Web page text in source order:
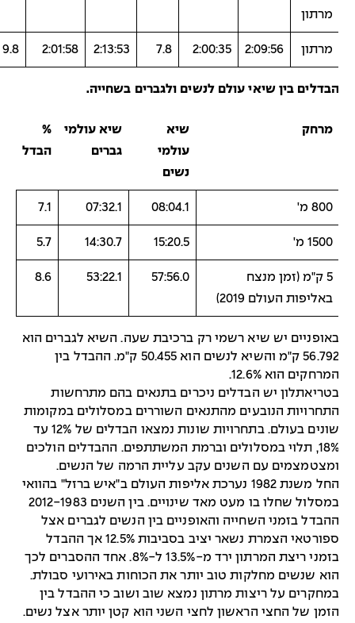
מרתון
מרתון 2:09:56
2:00:35
2:13:53
2:01:58
הבדלים בין שיאי עולם לנשים ולגברים בשחייה.
מרחק
שיא
עולמי
נשים
שיא עולמי
גברים
%
הבדל
800 מ' 08:04.1
07:32.1
1500 מ' 15:20.5
14:30.7
5 ק"מ (זמן מנצח
באליפות העולם 2019)
57:56.0
53:22.1
באופניים יש שיא רשמי רק ברכיבת שעה. השיא לגברים הוא
56.792 ק"מ והשיא לנשים הוא 50.455 ק"מ. ההבדל בין
המרחקים הוא 12.6%.
בטריאתלון יש הבדלים ניכרים בתנאים בהם מתרחשות
התחרויות הנובעים מהתנאים השוררים במסלולים במקומות
שונים בעולם. בתחרויות שונות נמצאו הבדלים של 12% עד
18%, תלוי במסלולים וברמת המשתתפים. ההבדלים הולכים
ומצטמצמים עם השנים עקב עליית הרמה של הנשים.
החל משנת 1982 נערכת אליפות העולם ב"איש ברזל" בהוואי
במסלול שחלו בו מעט מאד שינויים. בין השנים 2012-1983
ההבדל בזמני השחייה והאופניים בין הנשים לגברים אצל
ספורטאי הצמרת נשאר יציב בסביבות 12.5% אך ההבדל
בזמני ריצת המרתון ירד מ-13.5% ל-8%. אחד ההסברים לכך
הוא שנשים מחלקות טוב יותר את הכוחות באירועי סבולת.
במחקרים על ריצות מרתון נמצא שוב ושוב כי ההבדל בין
הזמן של החצי הראשון לחצי השני הוא קטן יותר אצל נשים.